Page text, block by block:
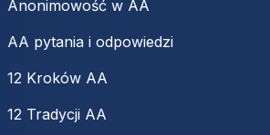
Anonimowość w AA
AA pytania i odpowiedzi
12 Kroków AA
12 Tradycji AA